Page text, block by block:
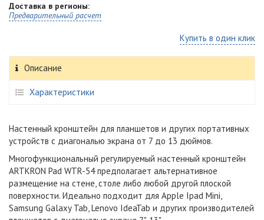
Доставка в регионы:
Предварительный расчет
Купить в один клик
Описание
Характеристики
Настенный кронштейн для планшетов и других портативных
устройств с диагональю экрана от 7 до 13 дюймов.
Многофункциональный регулируемый настенный кронштейн
ARTKRON Pad WTR-54 предполагает альтернативное
размещение на стене, столе либо любой другой плоской
поверхности. Идеально подходит для Apple Ipad Mini,
Samsung Galaxy Tab, Lenovo IdeaTab и других производителей